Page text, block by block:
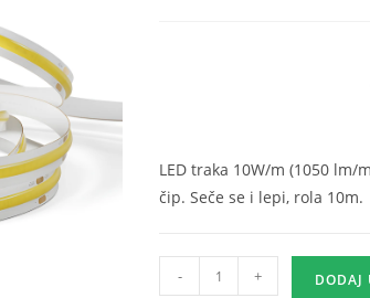
LED traka 10W/m (1050 lm/
čip. Seče se i lepi, rola 10m.
- + DODAJ